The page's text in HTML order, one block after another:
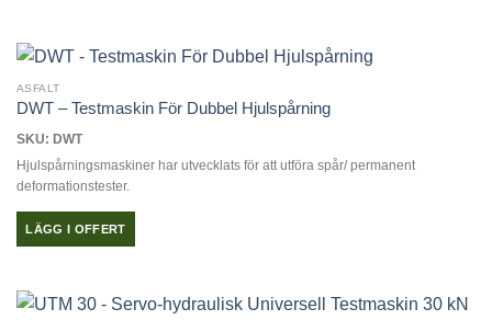
ASFALT
DWT – Testmaskin För Dubbel Hjulspårning
SKU: DWT
Hjulspårningsmaskiner har utvecklats för att utföra spår/ permanent
deformationstester.
LÄGG I OFFERT